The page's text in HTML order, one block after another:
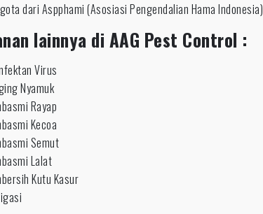
dari Aspphami (Asosiasi Pengendalian Hama Indonesia)
lainnya di AAG Pest Control :
Virus
Nyamuk
Rayap
Kecoa
Semut
Lalat
Kutu Kasur